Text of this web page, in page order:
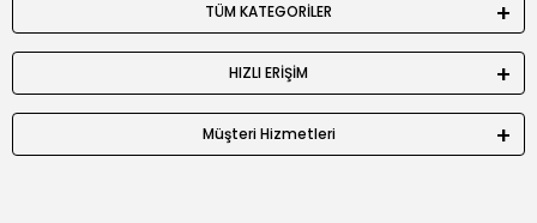
TÜM KATEGORİLER
HIZLI ERİŞİM
Müşteri Hizmetleri